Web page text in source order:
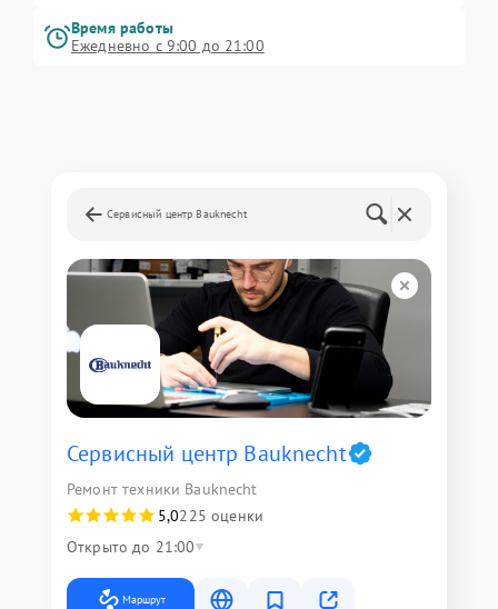
Время работы
Ежедневно с 9:00 до 21:00
Сервисный центр Bauknecht
Сервисный центр Bauknecht
Ремонт техники Bauknecht
5,0225 оценки
Открыто до 21:00
Маршрут